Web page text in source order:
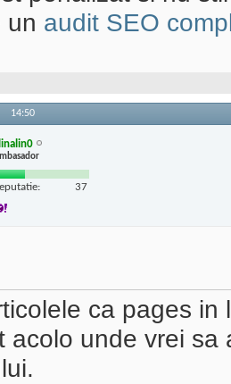
un audit SEO
14:50
37
ca pages
acolo unde vrei